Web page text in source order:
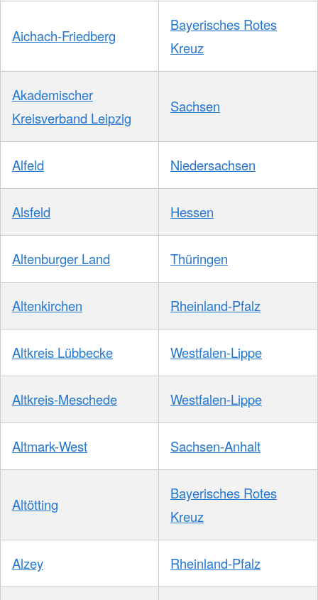
Aichach-Friedberg
Bayerisches Rotes
Kreuz
Akademischer
Kreisverband Leipzig
Sachsen
Alfeld Niedersachsen
Alsfeld Hessen
Altenburger Land Thüringen
Altenkirchen Rheinland-Pfalz
Altkreis Lübbecke Westfalen-Lippe
Altkreis-Meschede Westfalen-Lippe
Altmark-West Sachsen-Anhalt
Altötting
Bayerisches Rotes
Kreuz
Alzey Rheinland-Pfalz